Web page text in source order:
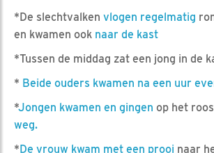
*De slechtvalken vlogen regelmatig
en kwamen ook naar de kast
*Tussen de middag zat een jong in de
* Beide ouders kwamen na een uur
*Jongen kwamen en gingen op het
weg.
*De vrouw kwam met een prooi naar